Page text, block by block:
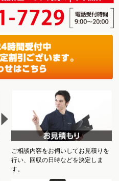
ご相談内容をお伺いしてお見積りを
行い、回収の日時などを決定しま
す。